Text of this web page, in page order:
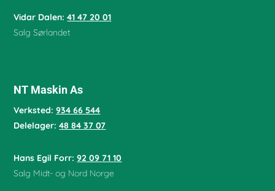
Vidar Dalen: 41 47 20 01
Salg Sørlandet
NT Maskin As
Verksted:934 66 544
Delelager:48 84 37 07
Hans Egil Forr:92 09 71 10
Salg Midt- og Nord Norge